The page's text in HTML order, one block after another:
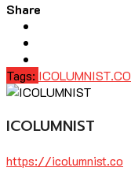
Share
Tags: ICOLUMNIST.CO
ICOLUMNIST
https://icolumnist.co